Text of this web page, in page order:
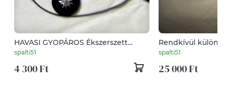
HAVASI GYOPÁROS Ékszerszett
bőrből
spalti51
4 300 Ft
Rendkívül
spalti51
25 000 Ft